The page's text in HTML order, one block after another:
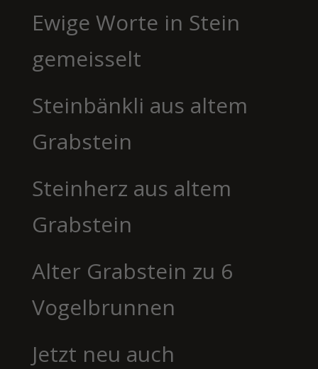
Ewige Worte in Stein
gemeisselt
Steinbänkli aus altem
Grabstein
Steinherz aus altem
Grabstein
Alter Grabstein zu 6
Vogelbrunnen
Jetzt neu auch